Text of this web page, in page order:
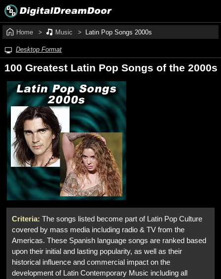
Home Music Latin Pop Songs 2000s
Desktop Format
100 Greatest Latin Pop Songs of the 2000s
Criteria: The songs listed become part of Latin Pop Culture
covered by mass media including radio & TV from the
Americas. These Spanish language songs are ranked based
upon their initial and lasting popularity, as well as their
historical influence and commercial impact on the
development of Latin Contemporary Music including all